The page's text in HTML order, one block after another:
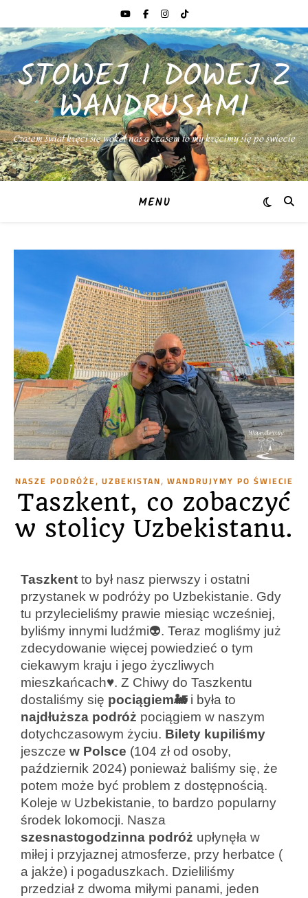
STOWEJ I DOWEJ Z
WANDRUSAMI
Czasem świat kręci się wokół nas a czasem to my kręcimy się po świecie
MENU
NASZE PODRÓŻE, UZBEKISTAN, WANDRUJYMY PO ŚWIECIE
Taszkent, co zobaczyć
w stolicy Uzbekistanu.
Taszkent to był nasz pierwszy i ostatni
przystanek w podróży po Uzbekistanie. Gdy
tu przylecieliśmy prawie miesiąc wcześniej,
byliśmy innymi ludźmi👽. Teraz mogliśmy już
zdecydowanie więcej powiedzieć o tym
ciekawym kraju i jego życzliwych
mieszkańcach♥️. Z Chiwy do Taszkentu
dostaliśmy się pociągiem🚂i była to
najdłuższa podróż pociągiem w naszym
dotychczasowym życiu. Bilety kupiliśmy
jeszcze w Polsce (104 zł od osoby,
październik 2024) ponieważ baliśmy się, że
potem może być problem z dostępnością.
Koleje w Uzbekistanie, to bardzo popularny
środek lokomocji. Nasza
szesnastogodzinna podróż upłynęła w
miłej i przyjaznej atmosferze, przy herbatce (
a jakże) i pogaduszkach. Dzieliliśmy
przedział z dwoma miłymi panami, jeden